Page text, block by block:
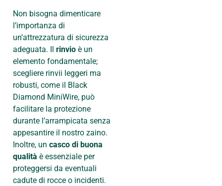
Non bisogna dimenticare
l’importanza di
un’attrezzatura di sicurezza
adeguata. Il rinvio è un
elemento fondamentale;
scegliere rinvii leggeri ma
robusti, come il Black
Diamond MiniWire, può
facilitare la protezione
durante l’arrampicata senza
appesantire il nostro zaino.
Inoltre, un casco di buona
qualità è essenziale per
proteggersi da eventuali
cadute di rocce o incidenti.